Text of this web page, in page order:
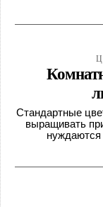
Стандартные
выращивать
нуждаются